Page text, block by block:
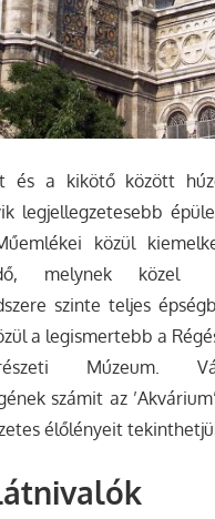
és a kikötő között
legjellegzetesebb
közül
melynek közel
szinte teljes
a legismertebb a
Múzeum.
számit az
élőlényeit